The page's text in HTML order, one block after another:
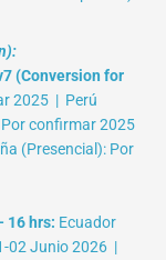
(Conversion for
2025 | Perú
confirmar 2025
(Presencial): Por
16 hrs: Ecuador
02 Junio 2026 |